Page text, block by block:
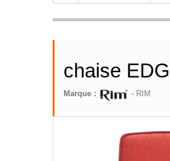
chaise
Marque : - RIM